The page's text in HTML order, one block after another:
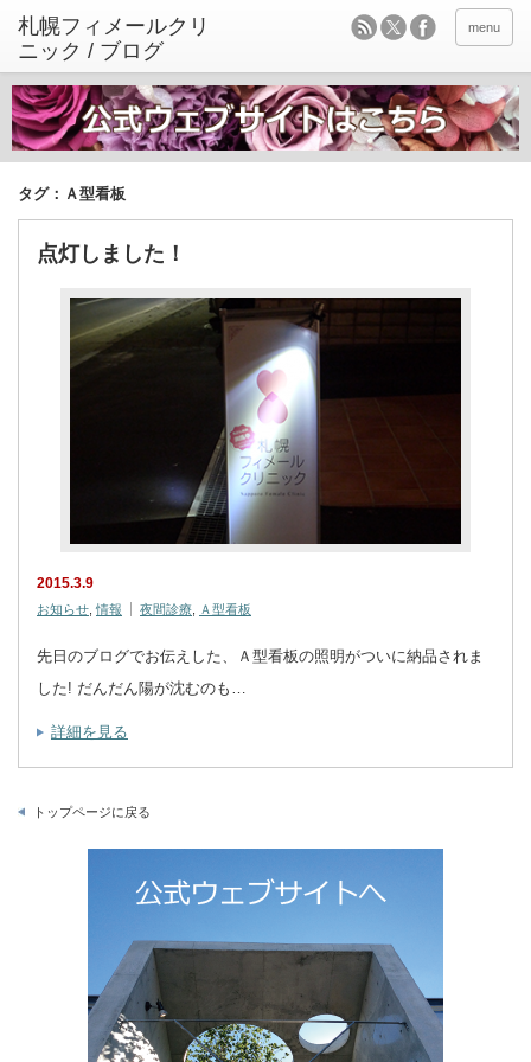
menu
タグ：Ａ型看板
点灯しました！
2015.3.9
お知らせ ,情報 夜間診療 Ａ型看板
先日のブログでお伝えした、Ａ型看板の照明がついに納品されま
した! だんだん陽が沈むのも…
詳細を見る
トップページに戻る